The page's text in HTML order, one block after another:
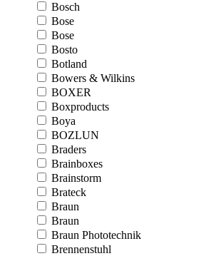
Bosch
Bose
Bose
Bosto
Botland
Bowers & Wilkins
BOXER
Boxproducts
Boya
BOZLUN
Braders
Brainboxes
Brainstorm
Brateck
Braun
Braun
Braun Phototechnik
Brennenstuhl